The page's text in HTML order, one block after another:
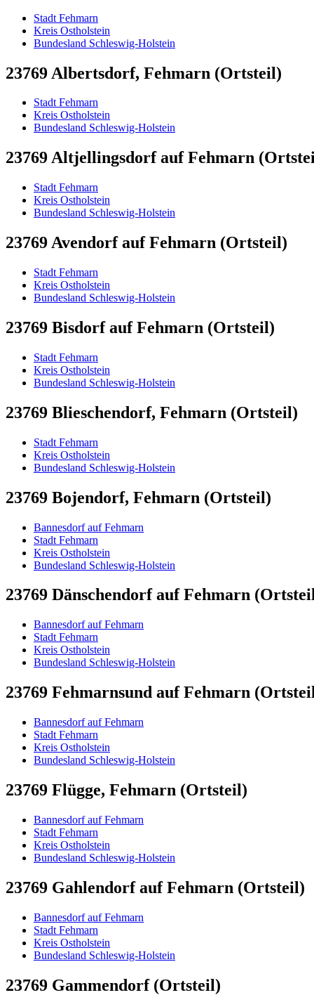
Stadt Fehmarn
Kreis Ostholstein
Bundesland Schleswig-Holstein
23769 Albertsdorf, Fehmarn (Ortsteil)
Stadt Fehmarn
Kreis Ostholstein
Bundesland Schleswig-Holstein
23769 Altjellingsdorf auf Fehmarn
Stadt Fehmarn
Kreis Ostholstein
Bundesland Schleswig-Holstein
23769 Avendorf auf Fehmarn (Ortsteil)
Stadt Fehmarn
Kreis Ostholstein
Bundesland Schleswig-Holstein
23769 Bisdorf auf Fehmarn (Ortsteil)
Stadt Fehmarn
Kreis Ostholstein
Bundesland Schleswig-Holstein
23769 Blieschendorf, Fehmarn (Ortsteil)
Stadt Fehmarn
Kreis Ostholstein
Bundesland Schleswig-Holstein
23769 Bojendorf, Fehmarn (Ortsteil)
Bannesdorf auf Fehmarn
Stadt Fehmarn
Kreis Ostholstein
Bundesland Schleswig-Holstein
23769 Dänschendorf auf Fehmarn
Bannesdorf auf Fehmarn
Stadt Fehmarn
Kreis Ostholstein
Bundesland Schleswig-Holstein
23769 Fehmarnsund auf Fehmarn
Bannesdorf auf Fehmarn
Stadt Fehmarn
Kreis Ostholstein
Bundesland Schleswig-Holstein
23769 Flügge, Fehmarn (Ortsteil)
Bannesdorf auf Fehmarn
Stadt Fehmarn
Kreis Ostholstein
Bundesland Schleswig-Holstein
23769 Gahlendorf auf Fehmarn (Ortsteil)
Bannesdorf auf Fehmarn
Stadt Fehmarn
Kreis Ostholstein
Bundesland Schleswig-Holstein
23769 Gammendorf (Ortsteil)